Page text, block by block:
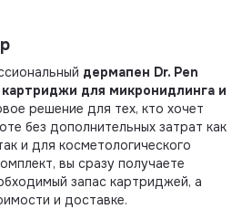
дермапен Dr. Pen
для микронидлинга и
решение для тех, кто хочет
без дополнительных затрат как
и для косметологического
вы сразу получаете
запас картриджей, а
и доставке.